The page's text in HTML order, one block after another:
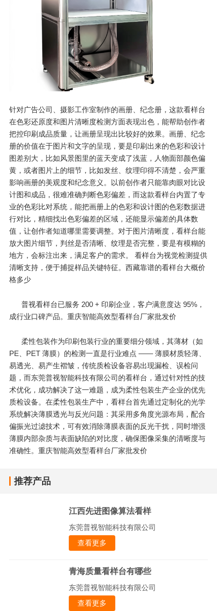
针对广告公司、摄影工作室制作的画册、纪念册，这款看样台
在色彩还原度和图片清晰度检测方面表现出色，能帮助创作者
把控印刷成品质量，让画册呈现出比较好的效果。画册、纪念
册的价值在于图片和文字的呈现，要是印刷出来的色彩和设计
图差别大，比如风景图里的蓝天变成了浅蓝，人物面部颜色偏
黄，或者图片上的细节，比如发丝、纹理印得不清楚，会严重
影响画册的美观度和纪念意义。以前创作者只能靠肉眼对比设
计图和成品，很难准确判断色彩偏差，而这款看样台内置了专
业的色彩比对系统，能把画册上的色彩和设计图的色彩数据进
行对比，精细找出色彩偏差的区域，还能显示偏差的具体数
值，让创作者知道哪里需要调整。对于图片清晰度，看样台能
放大图片细节，判丝是否清晰、纹理是否完整，要是有模糊的
地方，会标注出来，满足客户的需求。 看样台为视觉检测提供
清晰支持，便于捕捉样品关键特征。西藏靠谱的看样台大概价
格多少
普视看样台已服务 200 + 印刷企业，客户满意度达 95%，
成行业口碑产品。重庆智能高效型看样台厂家批发价
柔性包装作为印刷包装行业的重要细分领域，其薄材（如
PE、PET 薄膜）的检测一直是行业难点 —— 薄膜材质轻薄、
易透光、易产生褶皱，传统质检设备容易出现漏检、误检问
题，而东莞普视智能科技有限公司的看样台，通过针对性的技
术优化，成功解决了这一难题，成为柔性包装生产企业的优先
质检设备。在柔性包装生产中，看样台首先通过定制化的光学
系统解决薄膜透光与反光问题：其采用多角度光源布局，配合
偏振光过滤技术，可有效消除薄膜表面的反光干扰，同时增强
薄膜内部杂质与表面缺陷的对比度，确保图像采集的清晰度与
准确性。重庆智能高效型看样台厂家批发价
推荐产品
江西先进图像算法看样
东莞普视智能科技有限公司
查看更多
青海质量看样台有哪些
东莞普视智能科技有限公司
查看更多